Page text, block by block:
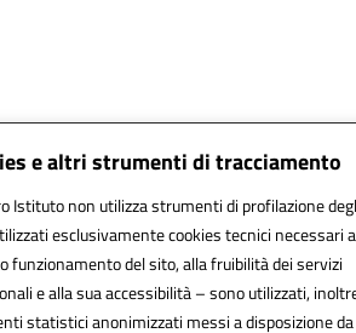
e altri strumenti di tracciamento
Istituto non utilizza strumenti di profilazione
esclusivamente cookies tecnici necessari
funzionamento del sito, alla fruibilità dei servizi
e alla sua accessibilità – sono utilizzati,
statistici anonimizzati messi a disposizione da